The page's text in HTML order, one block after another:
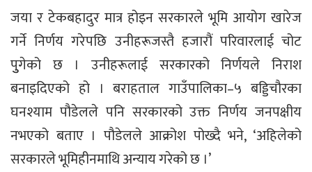
जया र टेकबहादुर मात्र होइन सरकारले भूमि आयोग खारेज
गर्ने निर्णय गरेपछि उनीहरूजस्तै हजारौं परिवारलाई चोट
पुुगेको छ । उनीहरूलाई सरकारको निर्णयले निराश
बनाइदिएको हो । बराहताल गाउँपालिका–५ बड्डिचौरका
घनश्याम पौडेलले पनि सरकारको उक्त निर्णय जनपक्षीय
नभएको बताए । पौडेलले आक्रोश पोख्दै भने, ‘अहिलेको
सरकारले भूमिहीनमाथि अन्याय गरेको छ ।’